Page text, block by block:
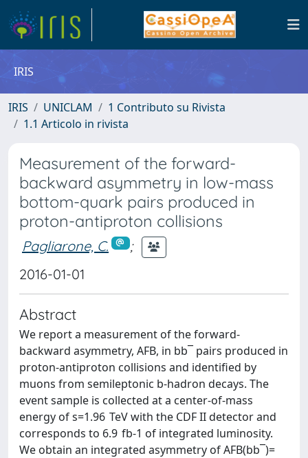
IRIS
IRIS UNICLAM
1 Contributo su Rivista
1.1 Articolo in rivista
Measurement of the forward-
backward asymmetry in low-mass
bottom-quark pairs produced in
proton-antiproton collisions
Pagliarone, C.
;
2016-01-01
Abstract
We report a measurement of the forward-
backward asymmetry, AFB, in bb¯ pairs produced in
proton-antiproton collisions and identified by
muons from semileptonic b-hadron decays. The
event sample is collected at a center-of-mass
energy of s=1.96 TeV with the CDF II detector and
corresponds to 6.9 fb-1 of integrated luminosity.
We obtain an integrated asymmetry of AFB(bb¯)=